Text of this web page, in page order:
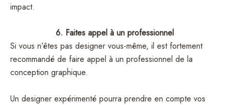
impact.
6. Faites appel à un professionnel
Si vous n’êtes pas designer vous-même, il est fortement
recommandé de faire appel à un professionnel de la
conception graphique.
Un designer expérimenté pourra prendre en compte vos